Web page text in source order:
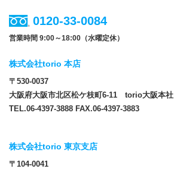
0120-33-0084
営業時間 9:00～18:00（水曜定休）
株式会社torio 本店
〒530-0037
大阪府大阪市北区松ケ枝町6-11 torio大阪本
TEL.06-4397-3888 FAX.06-4397-3883
株式会社torio 東京支店
〒104-0041